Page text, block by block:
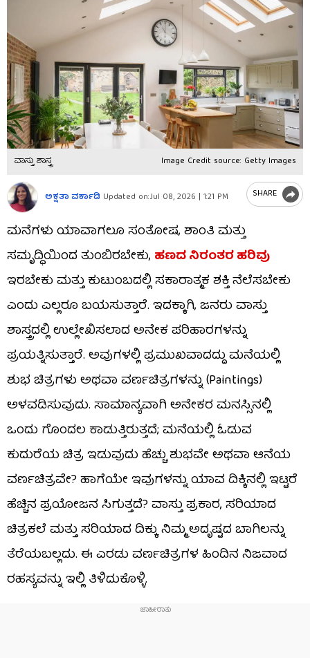
ವಾಸ್ತು ಶಾಸ್ತ್ರ Image Credit source: Getty Images
ಅಕ್ಷತಾ ವರ್ಕಾಡಿ Updated on:Jul 08, 2026 | 1:21 PM SHARE
ಮನೆಗಳು ಯಾವಾಗಲೂ ಸಂತೋಷ, ಶಾಂತಿ ಮತ್ತು
ಸಮೃದ್ಧಿಯಿಂದ ತುಂಬಿರಬೇಕು, ಹಣದ ನಿರಂತರ ಹರಿವು
ಇರಬೇಕು ಮತ್ತು ಕುಟುಂಬದಲ್ಲಿ ಸಕಾರಾತ್ಮಕ ಶಕ್ತಿ ನೆಲೆಸಬೇಕು
ಎಂದು ಎಲ್ಲರೂ ಬಯಸುತ್ತಾರೆ. ಇದಕ್ಕಾಗಿ, ಜನರು ವಾಸ್ತು
ಶಾಸ್ತ್ರದಲ್ಲಿ ಉಲ್ಲೇಖಿಸಲಾದ ಅನೇಕ ಪರಿಹಾರಗಳನ್ನು
ಪ್ರಯತ್ನಿಸುತ್ತಾರೆ. ಅವುಗಳಲ್ಲಿ ಪ್ರಮುಖವಾದದ್ದು ಮನೆಯಲ್ಲಿ
ಶುಭ ಚಿತ್ರಗಳು ಅಥವಾ ವರ್ಣಚಿತ್ರಗಳನ್ನು (Paintings)
ಅಳವಡಿಸುವುದು. ಸಾಮಾನ್ಯವಾಗಿ ಅನೇಕರ ಮನಸ್ಸಿನಲ್ಲಿ
ಒಂದು ಗೊಂದಲ ಕಾಡುತ್ತಿರುತ್ತದೆ; ಮನೆಯಲ್ಲಿ ಓಡುವ
ಕುದುರೆಯ ಚಿತ್ರ ಇಡುವುದು ಹೆಚ್ಚು ಶುಭವೇ ಅಥವಾ ಆನೆಯ
ವರ್ಣಚಿತ್ರವೇ? ಹಾಗೆಯೇ ಇವುಗಳನ್ನು ಯಾವ ದಿಕ್ಕಿನಲ್ಲಿ ಇಟ್ಟರೆ
ಹೆಚ್ಚಿನ ಪ್ರಯೋಜನ ಸಿಗುತ್ತದೆ? ವಾಸ್ತು ಪ್ರಕಾರ, ಸರಿಯಾದ
ಚಿತ್ರಕಲೆ ಮತ್ತು ಸರಿಯಾದ ದಿಕ್ಕು ನಿಮ್ಮ ಅದೃಷ್ಟದ ಬಾಗಿಲನ್ನು
ತೆರೆಯಬಲ್ಲದು. ಈ ಎರಡು ವರ್ಣಚಿತ್ರಗಳ ಹಿಂದಿನ ನಿಜವಾದ
ರಹಸ್ಯವನ್ನು ಇಲ್ಲಿ ತಿಳಿದುಕೊಳ್ಳಿ.